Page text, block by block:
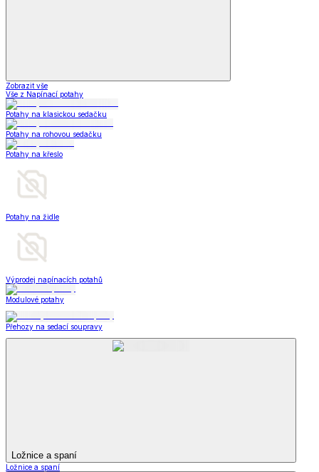
Zobrazit vše
Vše z Napínací potahy
Potahy na klasickou sedačku
Potahy na rohovou sedačku
Potahy na křeslo
Potahy na židle
Výprodej napínacích potahů
Modulové potahy
Přehozy na sedací soupravy
Ložnice a spaní
Ložnice a spaní